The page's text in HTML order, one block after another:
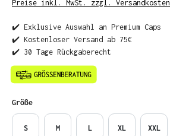
Preise inkl. MwSt. zzgl. Versandkosten
✔️ Exklusive Auswahl an Premium Caps
✔️ Kostenloser Versand ab 75€
✔️ 30 Tage Rückgaberecht
Größeauswählen
S M L XL XXL